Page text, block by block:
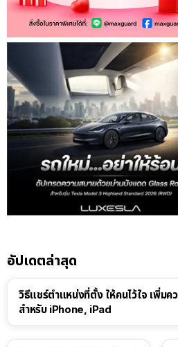
อัปเดตล่าสุด
วิธีแชร์ตำแหน่งที่ตั้ง ให้คนไว้ใจ เพิ่มค
สำหรับ iPhone, iPad